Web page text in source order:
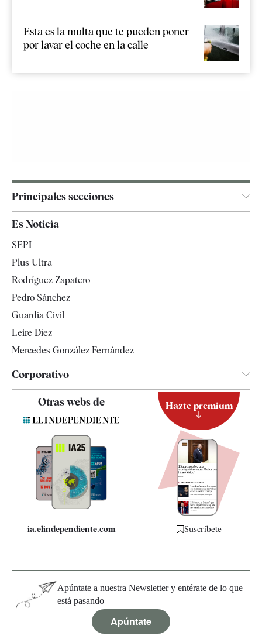
Esta es la multa que te pueden poner
por lavar el coche en la calle
Principales secciones
Televisión
Es Noticia
SEPI
Plus Ultra
Rodríguez Zapatero
Pedro Sánchez
Guardia Civil
Leire Díez
Mercedes González Fernández
Corporativo
Quiénes somos
Especificaciones
Otras webs de
ia.elindependiente.com
Hazte premium
Suscríbete
Apúntate a nuestra Newsletter y entérate de lo que
está pasando
Apúntate